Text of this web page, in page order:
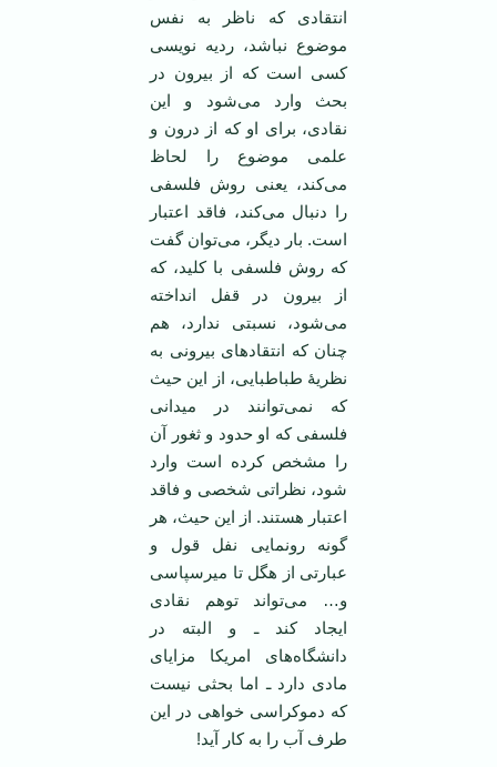
انتقادی که ناظر به نفس
موضوع نباشد، ردیه نویسی
کسی است که از بیرون در
بحث وارد می‌شود و این
نقادی، برای او که از درون و
علمی موضوع را لحاظ
می‌کند، یعنی روش فلسفی
را دنبال می‌کند، فاقد اعتبار
است. بار دیگر، می‌توان گفت
که روش فلسفی با کلید، که
از بیرون در قفل انداخته
می‌شود، نسبتی ندارد، هم
چنان که انتقادهای بیرونی به
نظریۀ طباطبایی، از این حیث
که نمی‌توانند در میدانی
فلسفی که او حدود و ثغور آن
را مشخص کرده است وارد
شود، نظراتی شخصی و فاقد
اعتبار هستند. از این حیث، هر
گونه رونمایی نفل قول و
عبارتی از هگل تا میرسپاسی
و… می‌تواند توهم نقادی
ایجاد کند ـ و البته در
دانشگاه‌های امریکا مزایای
مادی دارد ـ اما بحثی نیست
که دموکراسی خواهی در این
طرف آب را به کار آید!